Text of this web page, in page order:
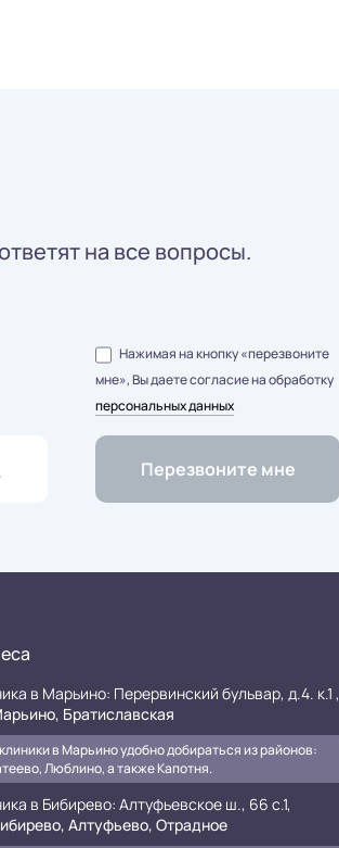
на все вопросы.
Нажимая на кнопку «перезвоните
мне», Вы даете согласие на обработку
персональных данных
в Марьино: Перервинский бульвар, д.4. к.1 ,
Братиславская
в Марьино удобно добираться из районов:
Люблино, а также Капотня.
в Бибирево: Алтуфьевское ш., 66 с.1,
Алтуфьево, Отрадное